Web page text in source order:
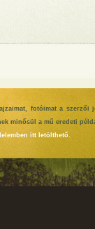
fotóimat a
minősül a mű eredeti
itt letölthető.